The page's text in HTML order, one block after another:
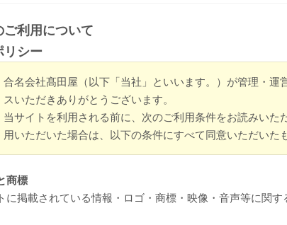
ご利用について
リシー
合名会社髙田屋（以下「当社」といいます。）が管理・
スいただきありがとうございます。
当サイトを利用される前に、次のご利用条件をお読みい
用いただいた場合は、以下の条件にすべて同意いただいた
商標
に掲載されている情報・ロゴ・商標・映像・音声等に関